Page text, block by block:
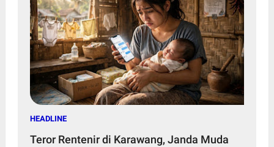
HEADLINE
Teror Rentenir di Karawang, Janda Muda